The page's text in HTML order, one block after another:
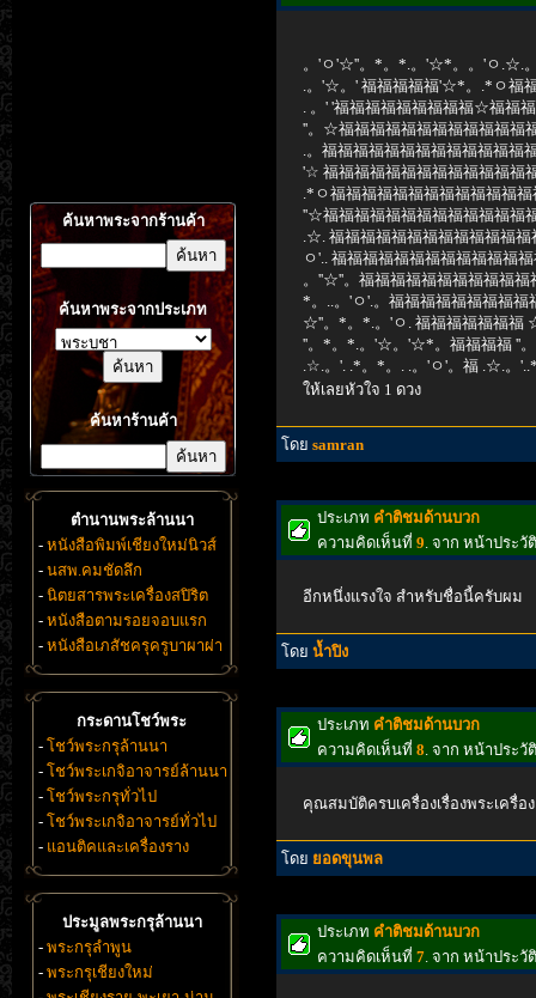
ค้นหาพระจากร้านค้า
ค้นหาพระจากประเภท
ค้นหาร้านค้า
ตำนานพระล้านนา
- หนังสือพิมพ์เชียงใหม่นิวส์
- นสพ.คมชัดลึก
- นิตยสารพระเครื่องสปิริต
- หนังสือตามรอยจอบแรก
- หนังสือเภสัชครุครูบาผาผ่า
กระดานโชว์พระ
- โชว์พระกรุล้านนา
- โชว์พระเกจิอาจารย์ล้านนา
- โชว์พระกรุทั่วไป
- โชว์พระเกจิอาจารย์ทั่วไป
- แอนติคและเครื่องราง
ประมูลพระกรุล้านนา
- พระกรุลำพูน
- พระกรุเชียงใหม่
。'ㅇ'☆''。*。*.。'☆*。。'ㅇ.☆.
.。'☆。' 福福福福福'☆*。.*ㅇ福
. 。' '福福福福福福福福福☆福福
''。☆福福福福福福福福福福福福
.。福福福福福福福福福福福福福
'☆ 福福福福福福福福福福福福福
.*ㅇ福福福福福福福福福福福福
''☆福福福福福福福福福福福福福
.☆. 福福福福福福福福福福福福
ㅇ'.. 福福福福福福福福福福福福
。''☆''。福福福福福福福福福福
*。..。'ㅇ'.。福福福福福福福福
☆''。*。*.。'ㅇ. 福福福福福福福
''。*。*.。'☆。'☆*。福福福福 ''
.☆.。'. .*。*。. .。'ㅇ'。福 .☆.。
ให้เลยหัวใจ 1 ดวง
โดย samran
ประเภท คำติชมด้านบวก
ความคิดเห็นที่ 9. จาก หน้าประวั
อีกหนึ่งแรงใจ สำหรับชื่อนี้ครับผม
โดย น้ำปิง
ประเภท คำติชมด้านบวก
ความคิดเห็นที่ 8. จาก หน้าประวั
คุณสมบัติครบเครื่องเรื่องพระเครื่อ
โดย ยอดขุนพล
ประเภท คำติชมด้านบวก
ความคิดเห็นที่ 7. จาก หน้าประวั